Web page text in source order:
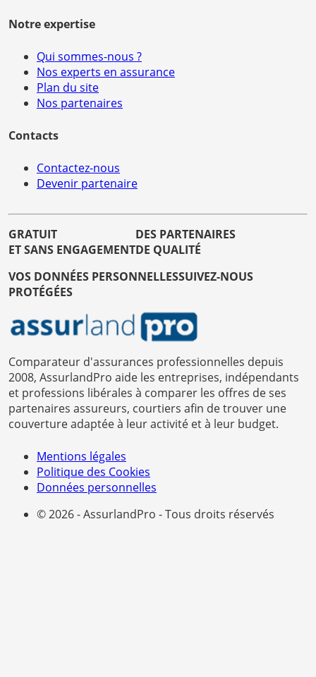
Notre expertise
Qui sommes-nous ?
Nos experts en assurance
Plan du site
Nos partenaires
Contacts
Contactez-nous
Devenir partenaire
GRATUIT
ET SANS ENGAGEMENT
DES PARTENAIRES
DE QUALITÉ
VOS DONNÉES PERSONNELLES
PROTÉGÉES
SUIVEZ-NOUS
Comparateur d'assurances professionnelles depuis
2008, AssurlandPro aide les entreprises, indépendants
et professions libérales à comparer les offres de ses
partenaires assureurs, courtiers afin de trouver une
couverture adaptée à leur activité et à leur budget.
Mentions légales
Politique des Cookies
Données personnelles
© 2026 - AssurlandPro - Tous droits réservés